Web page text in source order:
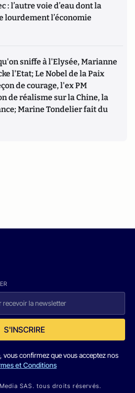
: l’autre voie d’eau dont la
lourdement l’économie
sniffe à l'Elysée, Marianne
l'Etat; Le Nobel de la Paix
de courage, l'ex PM
de réalisme sur la Chine, la
Marine Tondelier fait du
S'INSCRIRE
vous confirmez que vous acceptez nos
et Conditions
SAS. tous droits réservés.